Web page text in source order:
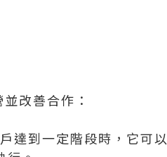
改善合作：
達到一定階段時，它可以